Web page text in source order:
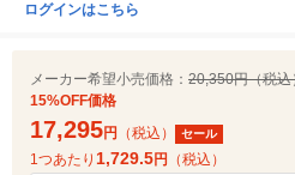
ログインはこちら
メーカー希望小売価格： 20,350円（税込
15%OFF価格
17,295円 （税込） セール
1つあたり 1,729.5円 （税込）